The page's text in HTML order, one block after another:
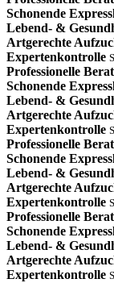
Schonende
Lebend- &
Artgerechte
Expertenkontrolle
Professionelle
Schonende
Lebend- &
Artgerechte
Expertenkontrolle
Professionelle
Schonende
Lebend- &
Artgerechte
Expertenkontrolle
Professionelle
Schonende
Lebend- &
Artgerechte
Expertenkontrolle